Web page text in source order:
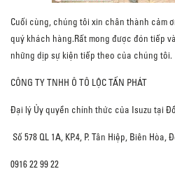
Cuối cùng, chúng tôi xin chân thành cảm
quý khách hàng.Rất mong được đón tiếp
những dịp sự kiện tiếp theo của chúng tôi.
CÔNG TY TNHH Ô TÔ LỘC TẤN PHÁT
Đại lý Ủy quyền chính thức của Isuzu tại
Số 578 QL 1A, KP.4, P. Tân Hiệp, Biên
0916 22 99 22